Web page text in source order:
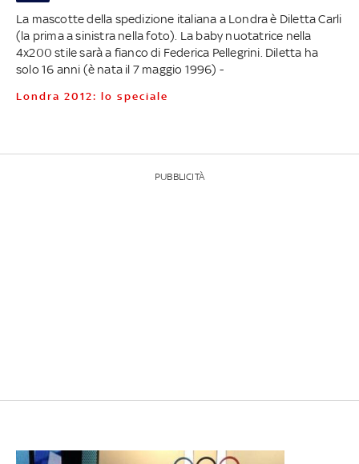
La mascotte della spedizione italiana a Londra è Diletta Carli
(la prima a sinistra nella foto). La baby nuotatrice nella
4x200 stile sarà a fianco di Federica Pellegrini. Diletta ha
solo 16 anni (è nata il 7 maggio 1996) -
Londra 2012: lo speciale
PUBBLICITÀ